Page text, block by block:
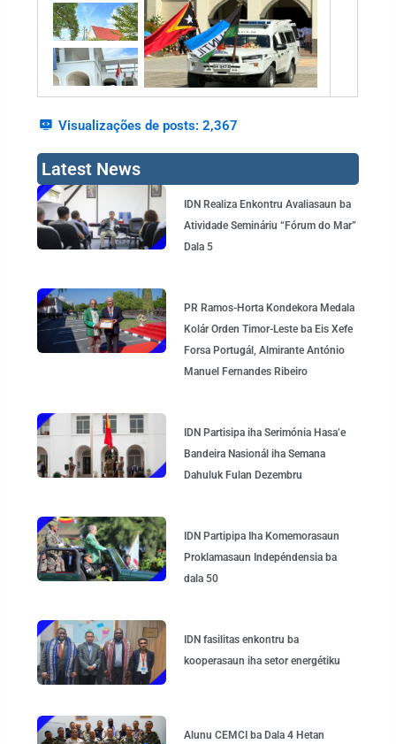
Visualizações de posts: 2,367
Latest News
IDN Realiza Enkontru Avaliasaun ba
Atividade Semináriu “Fórum do Mar”
Dala 5
PR Ramos-Horta Kondekora Medala
Kolár Orden Timor-Leste ba Eis Xefe
Forsa Portugál, Almirante António
Manuel Fernandes Ribeiro
IDN Partisipa iha Serimónia Hasa’e
Bandeira Nasionál iha Semana
Dahuluk Fulan Dezembru
IDN Partipipa Iha Komemorasaun
Proklamasaun Indepéndensia ba
dala 50
IDN fasilitas enkontru ba
kooperasaun iha setor energétiku
Alunu CEMCI ba Dala 4 Hetan
Page